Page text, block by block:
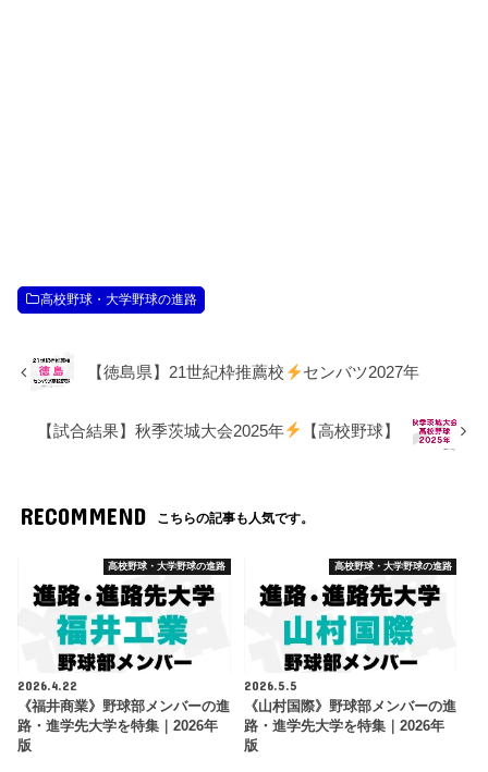
高校野球・大学野球の進路
【徳島県】21世紀枠推薦校 センバツ2027年
【試合結果】秋季茨城大会2025年 【高校野球】
RECOMMEND こちらの記事も人気です。
高校野球・大学野球の進路
2026.4.22
《福井商業》野球部メンバーの進
路・進学先大学を特集｜2026年
版
高校野球・大学野球の進路
2026.5.5
《山村国際》野球部メンバーの進
路・進学先大学を特集｜2026年
版